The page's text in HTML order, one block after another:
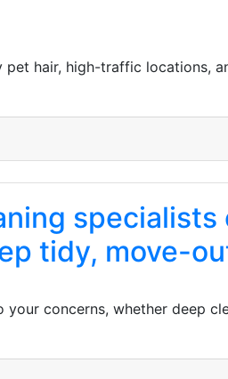
hair, high-traffic locations,
specialists
tidy, move-
concerns, whether deep